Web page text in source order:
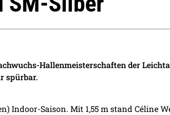
Hallenmeisterschaften der
spürbar.
Indoor-Saison. Mit 1,55 m stand Céline